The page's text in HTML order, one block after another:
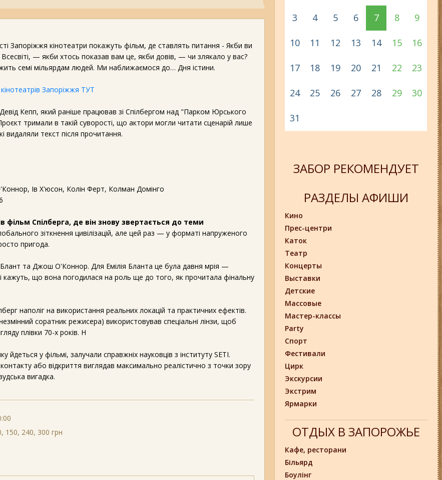
Запоріжжя кінотеатри покажуть фільм, де ставлять питання - Якби ви
— якби хтось показав вам це, якби довів, — чи злякало у вас?
семі мільярдам людей. Ми наближаємося до… Дня істини.
Запоріжжя ТУТ
Кепп, який раніше працював зі Спілбергом над "Парком Юрського
тримали в такій суворості, що актори могли читати сценарій лише
видаляли текст після прочитання.
Ів Х'юсон, Колін Ферт, Колман Домінго
фільм Спілберга, де він знову звертається до теми
зіткнення цивілізацій, але цей раз — у форматі напруженого
пригода.
Блант та Джош О'Коннор. Для Емілія Бланта це була давня мрія —
кажуть, що вона погодилася на роль ще до того, як прочитала фінальну
наполіг на використання реальних локацій та практичних ефектів.
соратник режисера) використовував спеціальні лінзи, щоб
плівки 70-х років. Н
йдеться у фільмі, залучали справжніх науковців з інституту SETI.
або відкриття виглядав максимально реалістично з точки зору
вигадка.
150, 240, 300 грн
3 4 5 6 7 8 9
10 11 12 13 14 15 16
17 18 19 20 21 22 23
24 25 26 27 28 29 30
31
ЗАБОР РЕКОМЕНДУЕТ
РАЗДЕЛЫ АФИШИ
Кино
Прес-центри
Каток
Театр
Концерты
Выставки
Детские
Массовые
Мастер-классы
Party
Спорт
Фестивали
Цирк
Экскурсии
Экстрим
Ярмарки
ОТДЫХ В ЗАПОРОЖЬЕ
Кафе, ресторани
Більярд
Боулінг